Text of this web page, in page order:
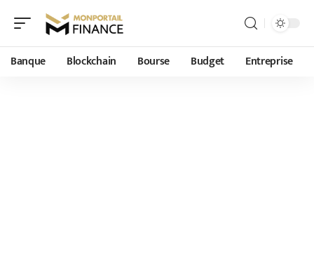
Banque Blockchain Bourse Budget Entreprise